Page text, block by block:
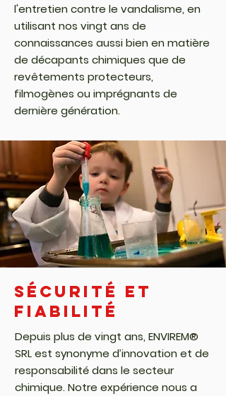
l'entretien contre le vandalisme, en
utilisant nos vingt ans de
connaissances aussi bien en matière
de décapants chimiques que de
revêtements protecteurs,
filmogènes ou imprégnants de
dernière génération.
Sécurité et
fiabilité
Depuis plus de vingt ans, ENVIREM®
SRL est synonyme d’innovation et de
responsabilité dans le secteur
chimique. Notre expérience nous a